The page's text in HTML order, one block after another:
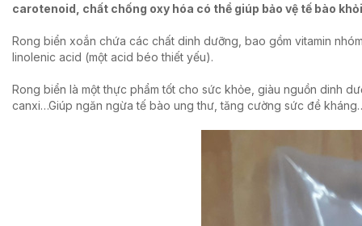
carotenoid, chất chống oxy hóa có thể giúp bảo vệ tế bào
Rong biển xoắn chứa các chất dinh dưỡng, bao gồm vitamin
linolenic acid (một acid béo thiết yếu).
Rong biển là một thực phẩm tốt cho sức khỏe, giàu nguồn dinh
canxi…Giúp ngăn ngừa tế bào ung thư, tăng cường sức đề